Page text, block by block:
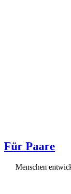
Für Paare
Menschen